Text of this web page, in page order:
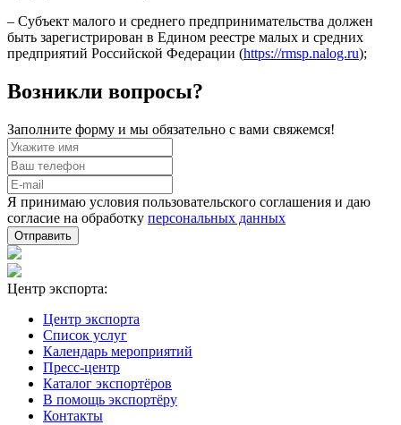
– Субъект малого и среднего предпринимательства должен
быть зарегистрирован в Едином реестре малых и средних
предприятий Российской Федерации (https://rmsp.nalog.ru);
Возникли вопросы?
Заполните форму и мы обязательно с вами свяжемся!
Я принимаю условия пользовательского соглашения и даю
согласие на обработку персональных данных
Отправить
Центр экспорта:
Центр экспорта
Список услуг
Календарь мероприятий
Пресс-центр
Каталог экспортёров
В помощь экспортёру
Контакты